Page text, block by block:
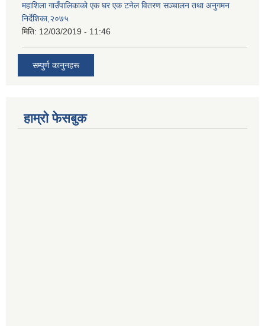
महाशिला गाउँपालिकाको एक घर एक टनेल वितरण सञ्चालन तथा अनुगमन
निर्देशिका,२०७५
मिति: 12/03/2019 - 11:46
सम्पुर्ण कानुनहरू
हाम्रो फेसबुक